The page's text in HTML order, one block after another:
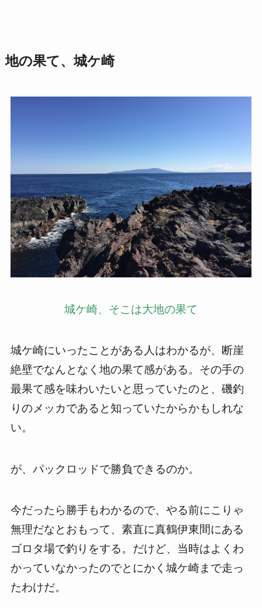
地の果て、城ケ崎
城ケ崎、そこは大地の果て
城ケ崎にいったことがある人はわかるが、断崖
絶壁でなんとなく地の果て感がある。その手の
最果て感を味わいたいと思っていたのと、磯釣
りのメッカであると知っていたからかもしれな
い。
が、パックロッドで勝負できるのか。
今だったら勝手もわかるので、やる前にこりゃ
無理だなとおもって、素直に真鶴伊東間にある
ゴロタ場で釣りをする。だけど、当時はよくわ
かっていなかったのでとにかく城ケ崎まで走っ
たわけだ。